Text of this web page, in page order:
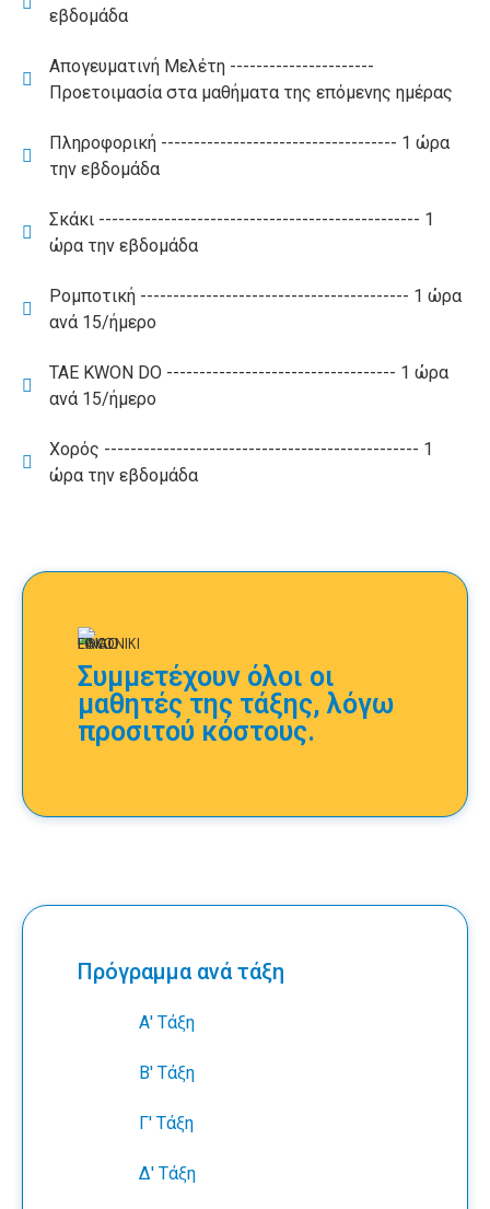
εβδομάδα
Απογευματινή Μελέτη ----------------------
Προετοιμασία στα μαθήματα της επόμενης ημέρας
Πληροφορική ------------------------------------ 1 ώρα
την εβδομάδα
Σκάκι ------------------------------------------------- 1
ώρα την εβδομάδα
Ρομποτική ----------------------------------------- 1 ώρα
ανά 15/ήμερο
TAE KWON DO ----------------------------------- 1 ώρα
ανά 15/ήμερο
Χορός ------------------------------------------------ 1
ώρα την εβδομάδα
Συμμετέχουν όλοι οι
μαθητές της τάξης, λόγω
προσιτού κόστους.
Πρόγραμμα ανά τάξη
Α' Τάξη
Β' Τάξη
Γ' Τάξη
Δ' Τάξη